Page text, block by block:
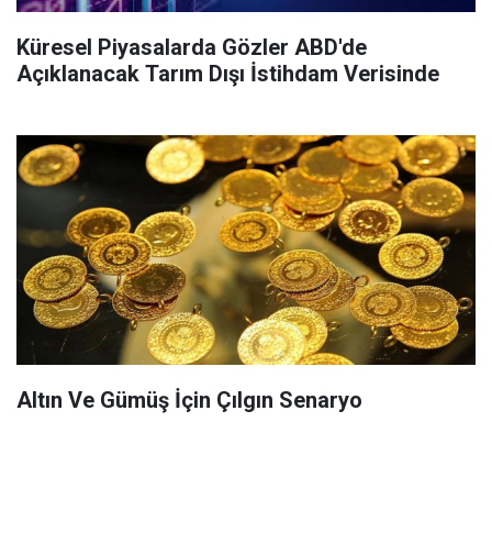
Küresel Piyasalarda Gözler ABD'de
Açıklanacak Tarım Dışı İstihdam Verisinde
Altın Ve Gümüş İçin Çılgın Senaryo